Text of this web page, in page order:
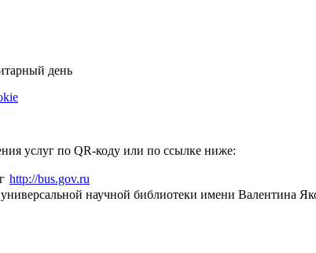
день
услуг по QR-коду или по ссылке ниже:
http://bus.gov.ru
научной библиотеки имени Валентина